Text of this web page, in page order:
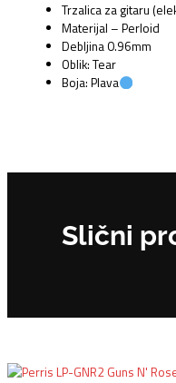
Trzalica za gitaru
Materijal – Perloid
Debljina 0.96mm
Oblik: Tear
Boja: Plava
Slični